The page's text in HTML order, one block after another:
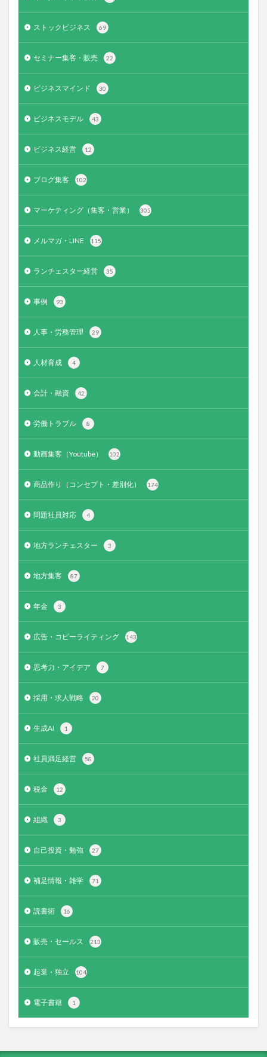
ストックビジネス 69
セミナー集客・販売 22
ビジネスマインド 30
ビジネスモデル 43
ビジネス経営 12
ブログ集客 102
マーケティング（集客・営業） 305
メルマガ・LINE 115
ランチェスター経営 35
事例 93
人事・労務管理 29
人材育成 4
会計・融資 42
労働トラブル 8
動画集客（Youtube） 102
商品作り（コンセプト・差別化） 174
問題社員対応 4
地方ランチェスター 3
地方集客 87
年金 3
広告・コピーライティング 143
思考力・アイデア 7
採用・求人戦略 20
生成AI 1
社員満足経営 58
税金 12
組織 3
自己投資・勉強 27
補足情報・雑学 71
読書術 16
販売・セールス 213
起業・独立 104
電子書籍 1